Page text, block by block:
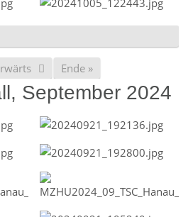
Ende »
September 2024